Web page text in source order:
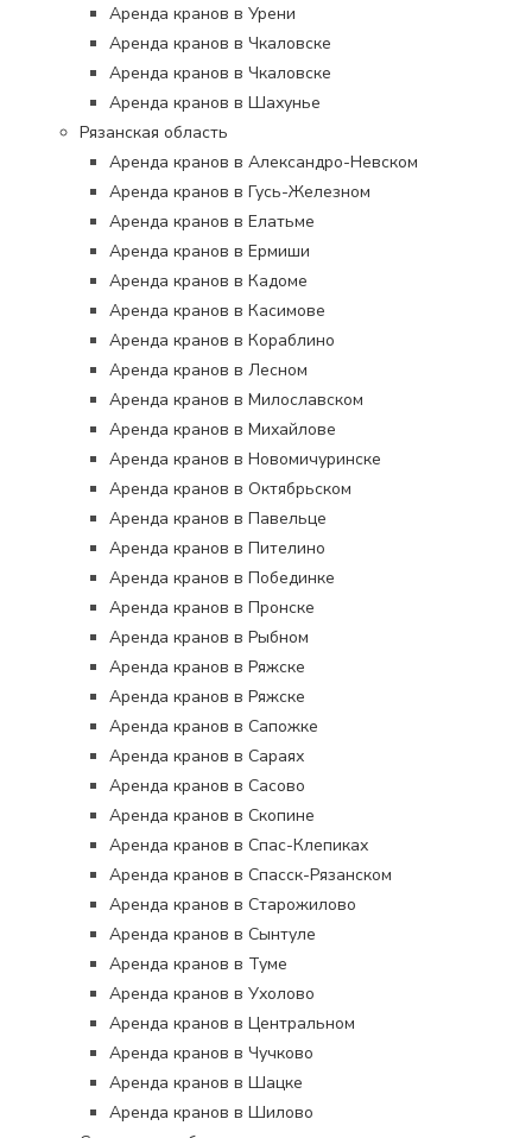
Аренда кранов в Урени
Аренда кранов в Чкаловске
Аренда кранов в Чкаловске
Аренда кранов в Шахунье
Рязанская область
Аренда кранов в Александро-Невском
Аренда кранов в Гусь-Железном
Аренда кранов в Елатьме
Аренда кранов в Ермиши
Аренда кранов в Кадоме
Аренда кранов в Касимове
Аренда кранов в Кораблино
Аренда кранов в Лесном
Аренда кранов в Милославском
Аренда кранов в Михайлове
Аренда кранов в Новомичуринске
Аренда кранов в Октябрьском
Аренда кранов в Павельце
Аренда кранов в Пителино
Аренда кранов в Побединке
Аренда кранов в Пронске
Аренда кранов в Рыбном
Аренда кранов в Ряжске
Аренда кранов в Ряжске
Аренда кранов в Сапожке
Аренда кранов в Сараях
Аренда кранов в Сасово
Аренда кранов в Скопине
Аренда кранов в Спас-Клепиках
Аренда кранов в Спасск-Рязанском
Аренда кранов в Старожилово
Аренда кранов в Сынтуле
Аренда кранов в Туме
Аренда кранов в Ухолово
Аренда кранов в Центральном
Аренда кранов в Чучково
Аренда кранов в Шацке
Аренда кранов в Шилово